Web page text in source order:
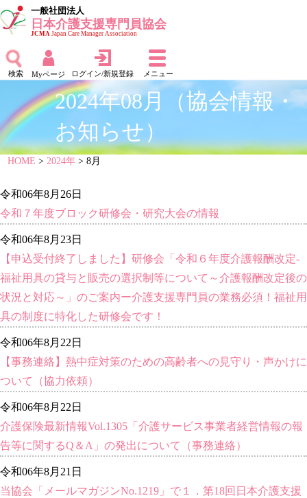
一般社団法人
日本介護支援専門員協会
JCMAJapan Care Manager Association
検索 Myページ ログイン/新規登録 メニュー
2024年08月（協会情報・
お知らせ）
HOME >2024年 > 8月
令和06年8月26日
令和７年度ブロック研修会・研究大会の情報
令和06年8月23日
【申込受付終了しました】研修会「令和６年度介護報酬改定-
福祉用具の貸与と販売の選択制等について～介護報酬改定後の
状況と対応～」のご案内ー介護支援専門員の業務必須！福祉用
具の制度に特化した研修会です！
令和06年8月22日
【事務連絡】熱中症対策のための高齢者への見守り・声かけに
ついて（協力依頼）
令和06年8月22日
介護保険最新情報Vol.1305「介護サービス事業者経営情報の報
告等に関するQ＆A」の発出について（事務連絡）
令和06年8月21日
当協会「メールマガジンNo.1219」で１．第18回日本介護支援